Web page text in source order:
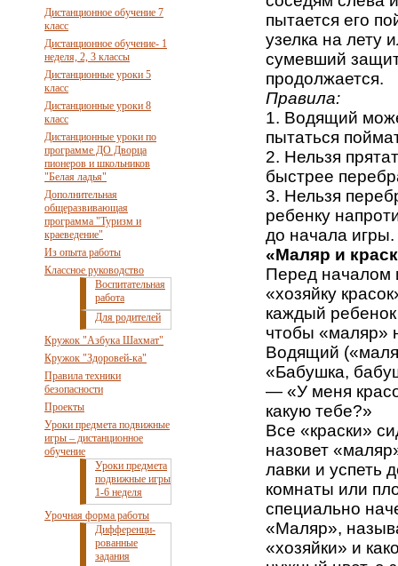
Дистанционное обучение 7
класс
Дистанционное обучение- 1
неделя, 2, 3 классы
Дистанционные уроки 5
класс
Дистанционные уроки 8
класс
Дистанционные уроки по
программе ДО Дворца
пионеров и школьников
"Белая ладья"
Дополнительная
общеразвивающая
программа "Туризм и
краеведение"
Из опыта работы
Классное руководство
Воспитательная
работа
Для родителей
Кружок "Азбука Шахмат"
Кружок "Здоровей-ка"
Правила техники
безопасности
Проекты
Уроки предмета подвижные
игры – дистанционное
обучение
Уроки предмета
подвижные игры
1-6 неделя
Урочная форма работы
Дифференци-
рованные
задания
пытается его
узелка на лету
сумевший
продолжается.
Правила:
1. Водящий
пытаться
2. Нельзя
быстрее
3. Нельзя
ребенку
до начала игры.
«Маляр и
Перед началом
«хозяйку
каждый
чтобы «маляр»
Водящий
«Бабушка,
— «У меня
какую тебе?»
Все «краски»
назовет
лавки и успеть
комнаты или
специально
«Маляр»,
«хозяйки» и